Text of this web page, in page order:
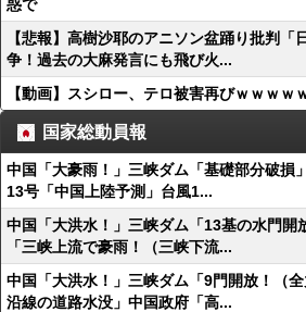
惑で
【悲報】高樹沙耶のアニソン盆踊り批判「
争！過去の大麻発言にも飛び火...
【動画】スシロー、テロ被害再びｗｗｗｗ
国家総動員報
中国「大豪雨！」三峡ダム「基礎部分破損
13号「中国上陸予測」台風1...
中国「大洪水！」三峡ダム「13基の水門開
「三峡上流で豪雨！（三峡下流...
中国「大洪水！」三峡ダム「9門開放！（
沿線の道路水没」中国政府「高...